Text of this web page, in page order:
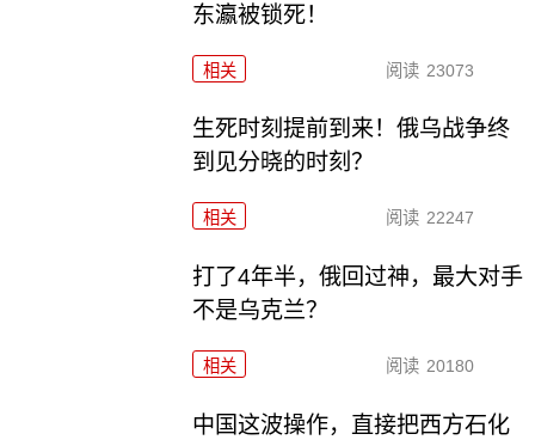
东瀛被锁死！
相关 阅读 23073
生死时刻提前到来！俄乌战争终
到见分晓的时刻？
相关 阅读 22247
打了4年半，俄回过神，最大对手
不是乌克兰？
相关 阅读 20180
中国这波操作，直接把西方石化